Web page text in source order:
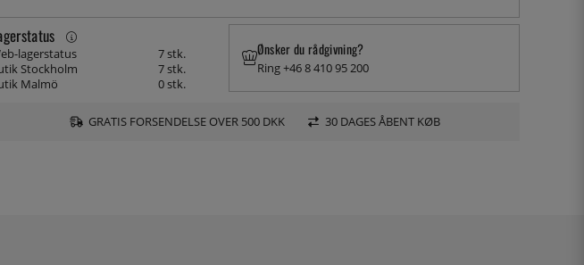
lagerstatus
7 stk.
Stockholm
7 stk.
Malmö
0 stk.
Ønsker du rådgivning?
Ring +46 8 410 95 200
GRATIS FORSENDELSE OVER 500 DKK 30 DAGES ÅBENT KØB